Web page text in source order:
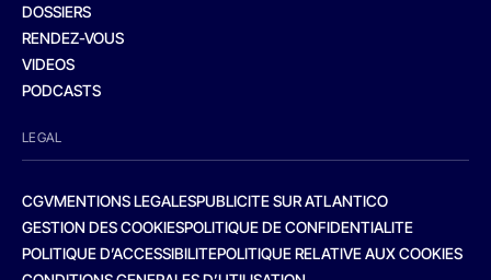
DOSSIERS
RENDEZ-VOUS
VIDEOS
PODCASTS
LEGAL
CGVMENTIONS LEGALESPUBLICITE SUR ATLANTICO
GESTION DES COOKIESPOLITIQUE DE CONFIDENTIALITE
POLITIQUE D’ACCESSIBILITEPOLITIQUE RELATIVE AUX COOKIES